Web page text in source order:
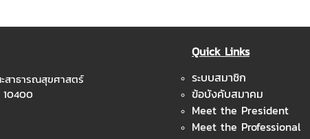
สาธารณสุขศาสตร์
Quick Links
ระบบสมาชิก
ข้อบังคับสมาคม
Meet the President
Meet the Professional